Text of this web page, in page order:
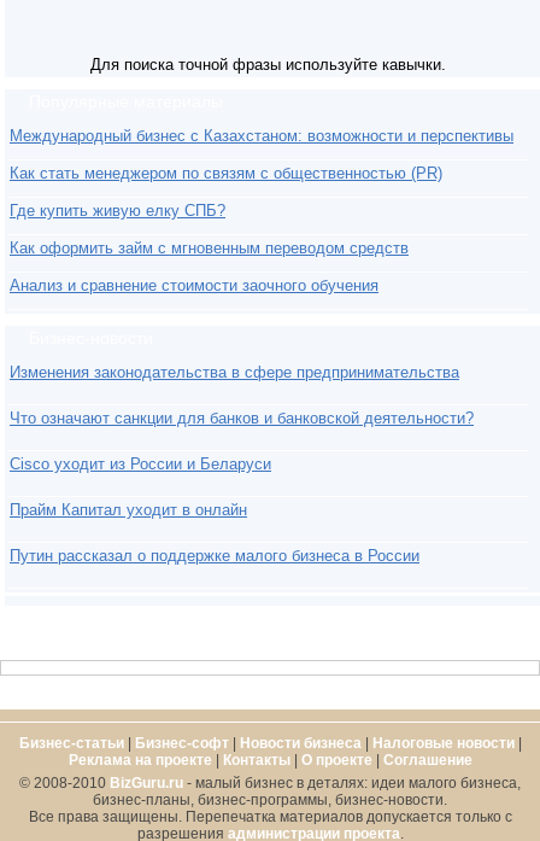
Для поиска точной фразы используйте кавычки.
Международный бизнес с Казахстаном: возможности и перспективы
Как стать менеджером по связям с общественностью (PR)
Где купить живую елку СПБ?
Как оформить займ с мгновенным переводом средств
Анализ и сравнение стоимости заочного обучения
Изменения законодательства в сфере предпринимательства
Что означают санкции для банков и банковской деятельности?
Cisco уходит из России и Беларуси
Прайм Капитал уходит в онлайн
Путин рассказал о поддержке малого бизнеса в России
Бизнес-статьи| Бизнес-софт| Новости бизнеса | Налоговые новости|
Реклама на проекте | Контакты| О проекте | Cоглашение
© 2008-2010 BizGuru.ru - малый бизнес в деталях: идеи малого бизнеса,
бизнес-планы, бизнес-программы, бизнес-новости.
Все права защищены. Перепечатка материалов допускается только с
разрешения администрации проекта